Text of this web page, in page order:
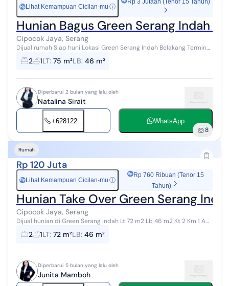
Rp Lihat Kemampuan Cicilan-mu ⓘ
Rp 3 Jutaan (Tenor 15 Tahun)
Hunian Bagus Green Serang Indah
Cipocok Jaya, Serang
Dijual rumah Siap huni Lokasi Green Serang Indah Belakang Terminal
Pakupatan Kota Serang Banten LT 75 m2 LB 46 m2 KT 2 KM 1 Carport
1 mob...
2 1LT: 75 m²LB: 46 m²
Diperbarui 2 bulan yang lalu oleh
Natalina Sirait
+628122... WhatsApp
8
Rumah
Rp 120 Juta
Rp Lihat Kemampuan Cicilan-mu ⓘ
Rp 760 Ribuan (Tenor 15
Tahun)
Hunian Take Over Green Serang
Cipocok Jaya, Serang
Dijual hunian di Green Serang Indah Lt 72 m2 Lb 46 m2 Kt 2 Km 1 AC
2 1LT: 72 m²LB: 46 m²
Diperbarui 5 bulan yang lalu oleh
Junita Mamboh